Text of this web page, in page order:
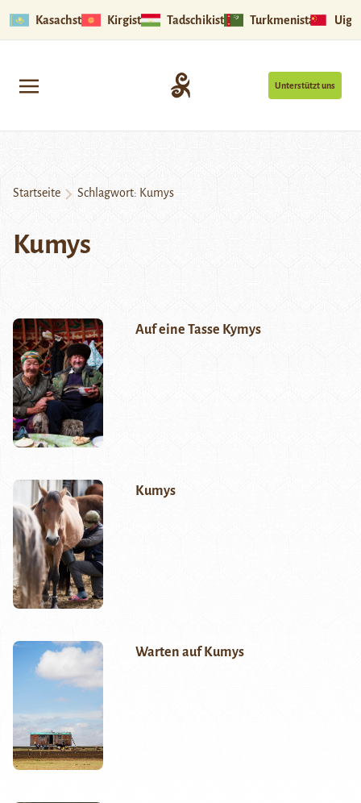
Kasachstan Kirgistan Tadschikistan Turkmenistan
Unterstützt uns
Startseite Schlagwort: Kumys
Kumys
Auf eine Tasse Kymys
Kumys
Warten auf Kumys